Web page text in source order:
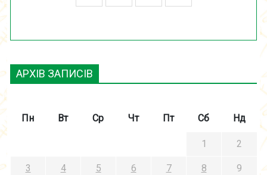
АРХІВ ЗАПИСІВ
Пн Вт Ср Чт Пт Сб Нд
1 2
3 4 5 6 7 8 9